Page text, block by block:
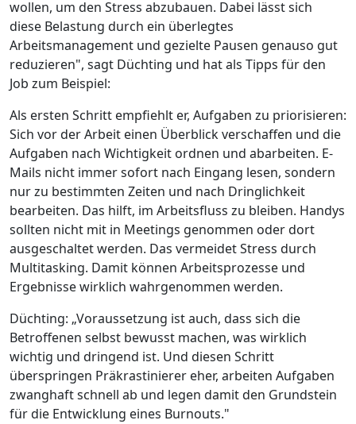
wollen, um den Stress abzubauen. Dabei lässt sich
diese Belastung durch ein überlegtes
Arbeitsmanagement und gezielte Pausen genauso gut
reduzieren", sagt Düchting und hat als Tipps für den
Job zum Beispiel:
Als ersten Schritt empfiehlt er, Aufgaben zu priorisieren:
Sich vor der Arbeit einen Überblick verschaffen und die
Aufgaben nach Wichtigkeit ordnen und abarbeiten. E-
Mails nicht immer sofort nach Eingang lesen, sondern
nur zu bestimmten Zeiten und nach Dringlichkeit
bearbeiten. Das hilft, im Arbeitsfluss zu bleiben. Handys
sollten nicht mit in Meetings genommen oder dort
ausgeschaltet werden. Das vermeidet Stress durch
Multitasking. Damit können Arbeitsprozesse und
Ergebnisse wirklich wahrgenommen werden.
Düchting: „Voraussetzung ist auch, dass sich die
Betroffenen selbst bewusst machen, was wirklich
wichtig und dringend ist. Und diesen Schritt
überspringen Präkrastinierer eher, arbeiten Aufgaben
zwanghaft schnell ab und legen damit den Grundstein
für die Entwicklung eines Burnouts."